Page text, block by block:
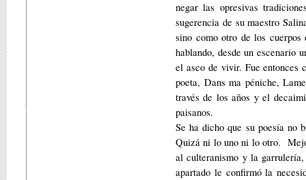
negar las opresivas
sugerencia de su maestro
sino como otro de los
hablando, desde un escenario
el asco de vivir. Fue entonces
poeta, Dans ma péniche,
través de los años y el
paisanos.
Se ha dicho que su poesía no
Quizá ni lo uno ni lo otro.
al culteranismo y la
apartado le confirmó la